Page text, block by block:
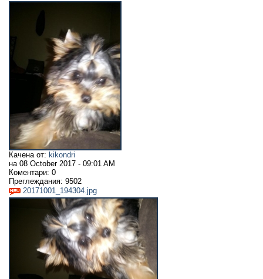
Качена от: kikondri
на 08 October 2017 - 09:01 AM
Коментари: 0
Преглеждания: 9502
20171001_194304.jpg